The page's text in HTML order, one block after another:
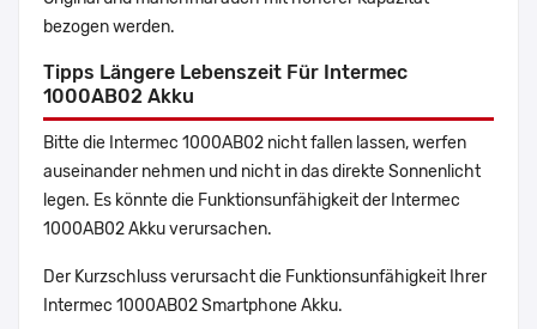
bezogen werden.
Tipps Längere Lebenszeit Für Intermec
1000AB02 Akku
Bitte die Intermec 1000AB02 nicht fallen lassen, werfen
auseinander nehmen und nicht in das direkte Sonnenlicht
legen. Es könnte die Funktionsunfähigkeit der Intermec
1000AB02 Akku verursachen.
Der Kurzschluss verursacht die Funktionsunfähigkeit Ihrer
Intermec 1000AB02 Smartphone Akku.